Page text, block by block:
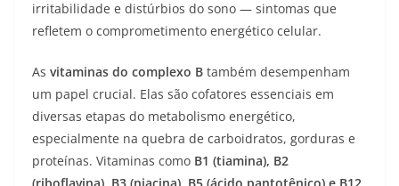
irritabilidade e distúrbios do sono — sintomas que
refletem o comprometimento energético celular.
As vitaminas do complexo B também desempenham
um papel crucial. Elas são cofatores essenciais em
diversas etapas do metabolismo energético,
especialmente na quebra de carboidratos, gorduras e
proteínas. Vitaminas como B1 (tiamina), B2